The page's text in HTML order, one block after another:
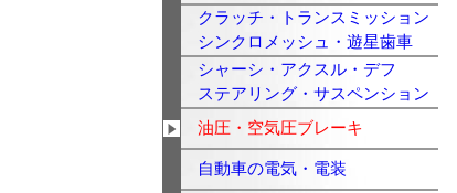
クラッチ・トランスミッション
シンクロメッシュ・遊星歯車
シャーシ・アクスル・デフ
ステアリング・サスペンション
油圧・空気圧ブレーキ
自動車の電気・電装